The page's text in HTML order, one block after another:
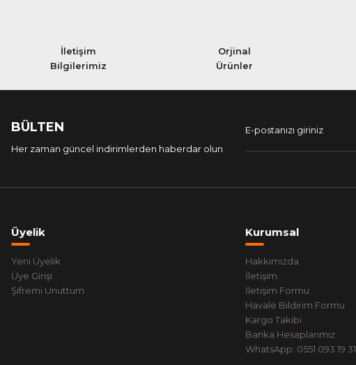
İletişim
Bilgilerimiz
Orjinal
Ürünler
BÜLTEN
Her zaman güncel indirimlerden haberdar olun
Üyelik
Yeni Üyelik
Üye Girişi
Şifremi Unuttum
Kurumsal
Hakkımızda
İletişim
İletişim Formu
Havale Bildirim Formu
Kargo Takibi
Banka Hesaplarımız
WhatsApp: 0551 093 19 31